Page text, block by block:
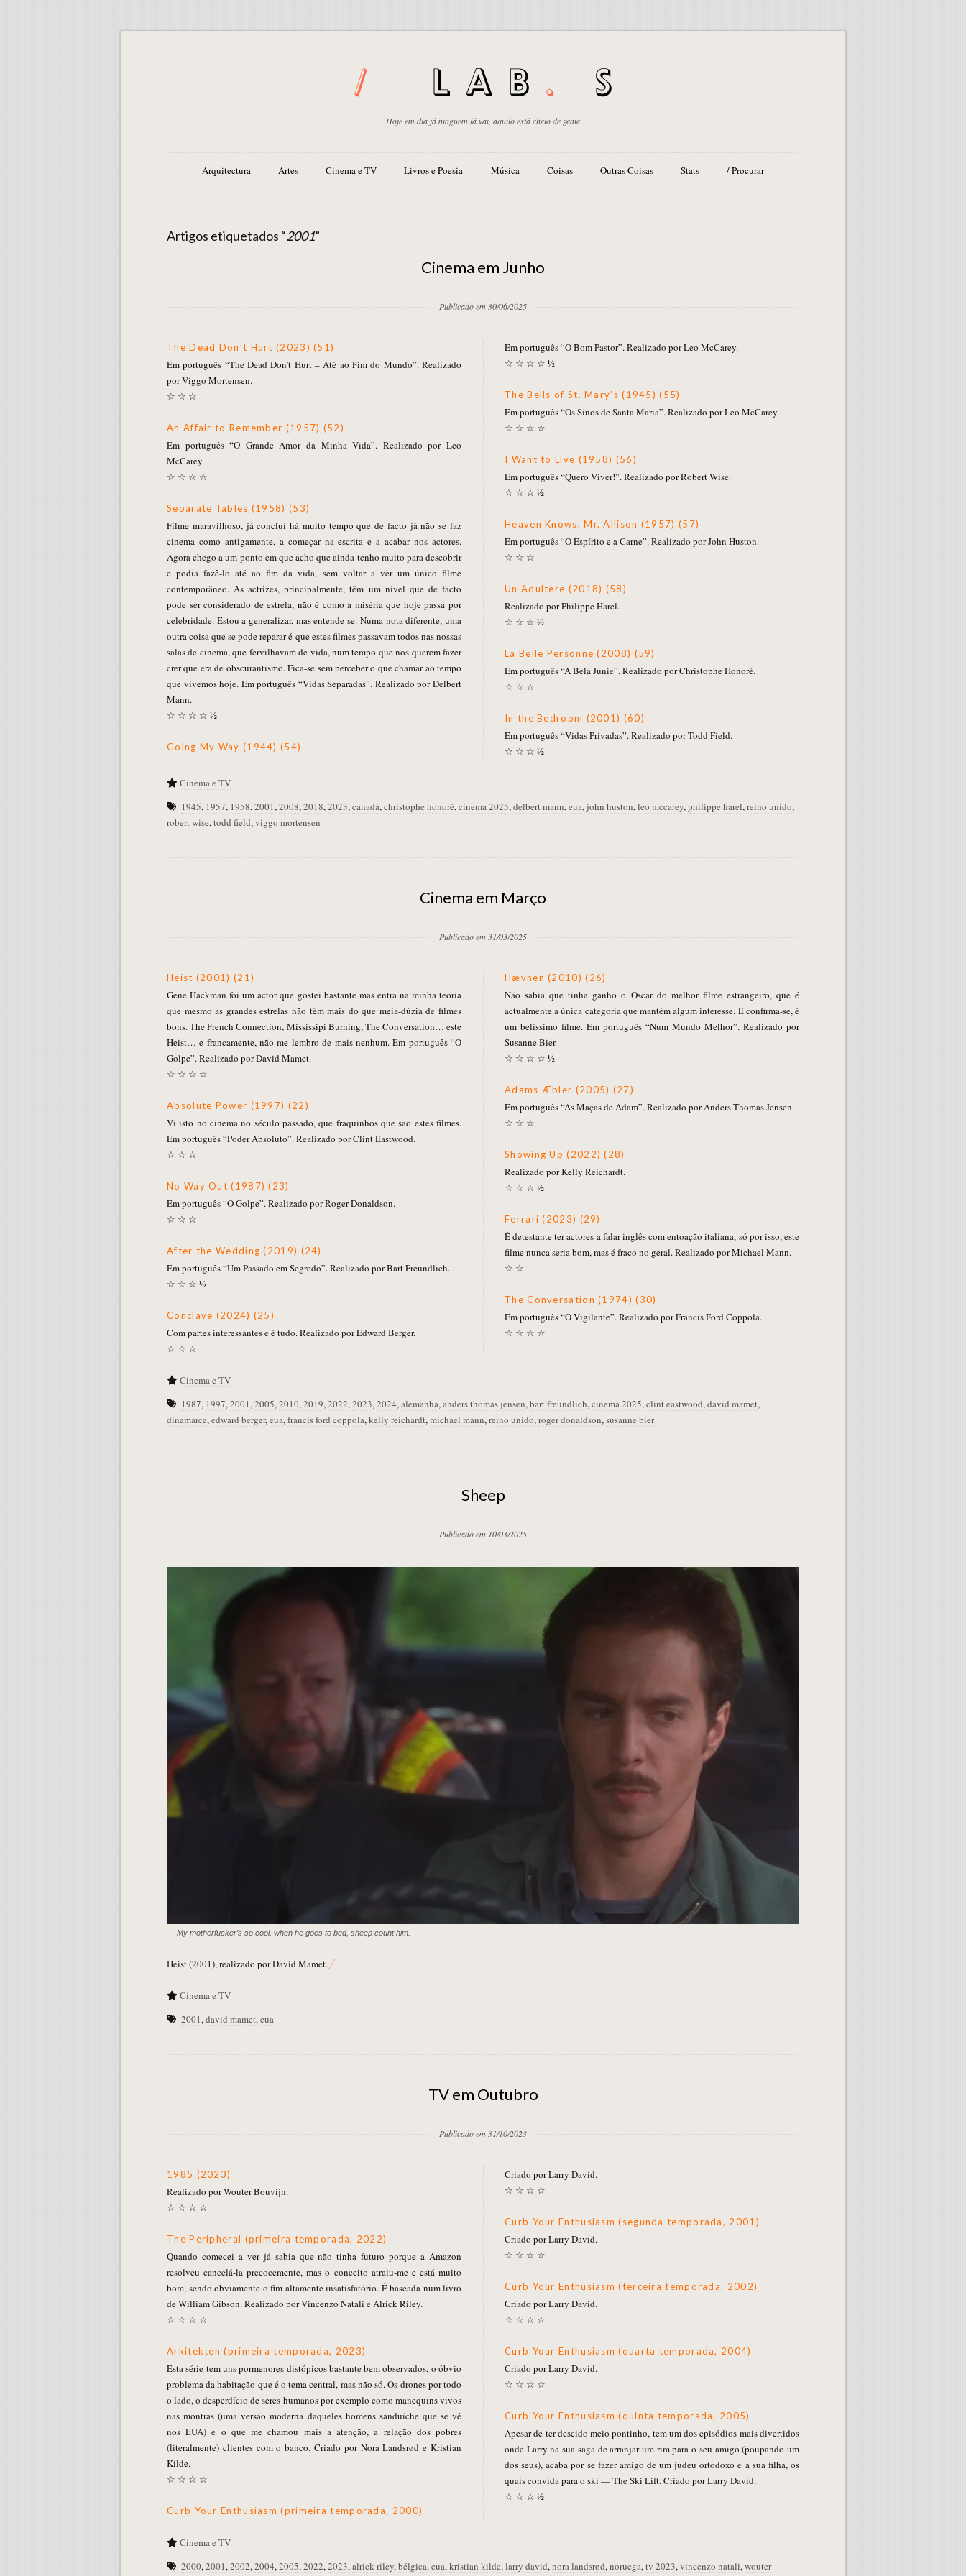
Hoje em dia já ninguém lá vai, aquilo está cheio de gente
Arquitectura Artes Cinema e TV Livros e Poesia Música Coisas Outras Coisas Stats / Procurar
Artigos etiquetados “2001”
Cinema em Junho
Publicado em 30/06/2025
The Dead Don’t Hurt (2023) (51)
Em português “The Dead Don’t Hurt – Até ao Fim do Mundo”. Realizado
por Viggo Mortensen.
☆ ☆ ☆
An Affair to Remember (1957) (52)
Em português “O Grande Amor da Minha Vida”. Realizado por Leo
McCarey.
☆ ☆ ☆ ☆
Separate Tables (1958) (53)
Filme maravilhoso, já concluí há muito tempo que de facto já não se faz
cinema como antigamente, a começar na escrita e a acabar nos actores.
Agora chego a um ponto em que acho que ainda tenho muito para descobrir
e podia fazê-lo até ao fim da vida, sem voltar a ver um único filme
contemporâneo. As actrizes, principalmente, têm um nível que de facto
pode ser considerado de estrela, não é como a miséria que hoje passa por
celebridade. Estou a generalizar, mas entende-se. Numa nota diferente, uma
outra coisa que se pode reparar é que estes filmes passavam todos nas nossas
salas de cinema, que fervilhavam de vida, num tempo que nos querem fazer
crer que era de obscurantismo. Fica-se sem perceber o que chamar ao tempo
que vivemos hoje. Em português “Vidas Separadas”. Realizado por Delbert
Mann.
☆ ☆ ☆ ☆ ½
Going My Way (1944) (54)
Em português “O Bom Pastor”. Realizado por Leo McCarey.
☆ ☆ ☆ ☆ ½
The Bells of St. Mary’s (1945) (55)
Em português “Os Sinos de Santa Maria”. Realizado por Leo McCarey.
☆ ☆ ☆ ☆
I Want to Live (1958) (56)
Em português “Quero Viver!”. Realizado por Robert Wise.
☆ ☆ ☆ ½
Heaven Knows, Mr. Allison (1957) (57)
Em português “O Espírito e a Carne”. Realizado por John Huston.
☆ ☆ ☆
Un Adultère (2018) (58)
Realizado por Philippe Harel.
☆ ☆ ☆ ½
La Belle Personne (2008) (59)
Em português “A Bela Junie”. Realizado por Christophe Honoré.
☆ ☆ ☆
In the Bedroom (2001) (60)
Em português “Vidas Privadas”. Realizado por Todd Field.
☆ ☆ ☆ ½
Cinema e TV
1945, 1957, 1958,2001,2008,2018,2023,canadá,christophe honoré,cinema 2025,delbert mann,eua,john huston,leo mccarey,philippe harel,reino unido,
robert wise,todd field,viggo mortensen
Cinema em Março
Publicado em 31/03/2025
Heist (2001) (21)
Gene Hackman foi um actor que gostei bastante mas entra na minha teoria
que mesmo as grandes estrelas não têm mais do que meia-dúzia de filmes
bons. The French Connection, Mississipi Burning, The Conversation… este
Heist… e francamente, não me lembro de mais nenhum. Em português “O
Golpe”. Realizado por David Mamet.
☆ ☆ ☆ ☆
Absolute Power (1997) (22)
Vi isto no cinema no século passado, que fraquinhos que são estes filmes.
Em português “Poder Absoluto”. Realizado por Clint Eastwood.
☆ ☆ ☆
No Way Out (1987) (23)
Em português “O Golpe”. Realizado por Roger Donaldson.
☆ ☆ ☆
After the Wedding (2019) (24)
Em português “Um Passado em Segredo”. Realizado por Bart Freundlich.
☆ ☆ ☆ ½
Conclave (2024) (25)
Com partes interessantes e é tudo. Realizado por Edward Berger.
☆ ☆ ☆
Hævnen (2010) (26)
Não sabia que tinha ganho o Oscar do melhor filme estrangeiro, que é
actualmente a única categoria que mantém algum interesse. E confirma-se, é
um belíssimo filme. Em português “Num Mundo Melhor”. Realizado por
Susanne Bier.
☆ ☆ ☆ ☆ ½
Adams Æbler (2005) (27)
Em português “As Maçãs de Adam”. Realizado por Anders Thomas Jensen.
☆ ☆ ☆
Showing Up (2022) (28)
Realizado por Kelly Reichardt.
☆ ☆ ☆ ½
Ferrari (2023) (29)
É detestante ter actores a falar inglês com entoação italiana, só por isso, este
filme nunca seria bom, mas é fraco no geral. Realizado por Michael Mann.
☆ ☆
The Conversation (1974) (30)
Em português “O Vigilante”. Realizado por Francis Ford Coppola.
☆ ☆ ☆ ☆
Cinema e TV
1987, 1997,2001,2005,2010,2019,2022,2023,2024,alemanha,anders thomas jensen,bart freundlich,cinema 2025,clint eastwood,david mamet,
dinamarca,edward berger,eua,francis ford coppola,kelly reichardt,michael mann,reino unido,roger donaldson,susanne bier
Sheep
Publicado em 10/03/2025
— My motherfucker’s so cool, when he goes to bed, sheep count him.
Heist (2001), realizado por David Mamet.
Cinema e TV
2001,david mamet,eua
TV em Outubro
Publicado em 31/10/2023
1985 (2023)
Realizado por Wouter Bouvijn.
☆ ☆ ☆ ☆
The Peripheral (primeira temporada, 2022)
Quando comecei a ver já sabia que não tinha futuro porque a Amazon
resolveu cancelá-la precocemente, mas o conceito atraiu-me e está muito
bom, sendo obviamente o fim altamente insatisfatório. É baseada num livro
de William Gibson. Realizado por Vincenzo Natali e Alrick Riley.
☆ ☆ ☆ ☆
Arkitekten (primeira temporada, 2023)
Esta série tem uns pormenores distópicos bastante bem observados, o óbvio
problema da habitação que é o tema central, mas não só. Os drones por todo
o lado, o desperdício de seres humanos por exemplo como manequins vivos
nas montras (uma versão moderna daqueles homens sanduíche que se vê
nos EUA) e o que me chamou mais a atenção, a relação dos pobres
(literalmente) clientes com o banco. Criado por Nora Landsrød e Kristian
Kilde.
☆ ☆ ☆ ☆
Curb Your Enthusiasm (primeira temporada, 2000)
Criado por Larry David.
☆ ☆ ☆ ☆
Curb Your Enthusiasm (segunda temporada, 2001)
Criado por Larry David.
☆ ☆ ☆ ☆
Curb Your Enthusiasm (terceira temporada, 2002)
Criado por Larry David.
☆ ☆ ☆ ☆
Curb Your Enthusiasm (quarta temporada, 2004)
Criado por Larry David.
☆ ☆ ☆ ☆
Curb Your Enthusiasm (quinta temporada, 2005)
Apesar de ter descido meio pontinho, tem um dos episódios mais divertidos
onde Larry na sua saga de arranjar um rim para o seu amigo (poupando um
dos seus), acaba por se fazer amigo de um judeu ortodoxo e a sua filha, os
quais convida para o ski — The Ski Lift. Criado por Larry David.
☆ ☆ ☆ ½
Cinema e TV
2000,2001,2002,2004,2005,2022,2023,alrick riley,bélgica,eua,kristian kilde,larry david,nora landsrød,noruega,tv 2023,vincenzo natali,wouter